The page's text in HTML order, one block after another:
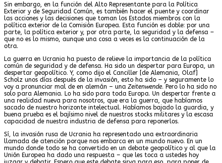
Sin embargo, en la función del Alto Representante para la Política
Exterior y de Seguridad Común, es también hacer el puente y coordinar
las acciones y las decisiones que toman los Estados miembros con la
política exterior de la Comisión Europea. Esta función es doble: por una
parte, la política exterior y, por otra parte, la seguridad y la defensa –
que no es lo mismo, aunque una cosa a veces es la continuación de la
otra.
La guerra en Ucrania ha puesto de relieve la importancia de la política
común de seguridad y de defensa. Ha sido un despertar para Europa, un
despertar geopolítico. Y, como dijo el Canciller [de Alemania, Olaf]
Scholz unos días después de la invasión, esto ha sido – y seguramente lo
voy a pronunciar mal de en alemán – una Zeitenwende. Pero lo ha sido no
solo para Alemania. Lo ha sido para toda Europa. Un despertar frente a
una realidad nueva para nosotros, que era la guerra, que habíamos
sacado de nuestro horizonte intelectual. Habíamos bajado la guardia, y
buena prueba es el bajísimo nivel de nuestros stocks militares y la escasa
capacidad de nuestra industria de defensa para reponerlos.
Sí, la invasión rusa de Ucrania ha representado una extraordinaria
llamada de atención porque nos embarca en un mundo nuevo. En un
mundo donde todo se ha convertido en un debate geopolítico y al que la
Unión Europea ha dado una respuesta – que les toca a ustedes hoy